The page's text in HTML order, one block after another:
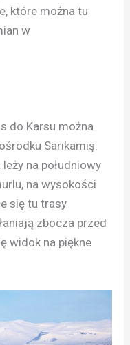
które można tu
w
do Karsu można
Sarıkamış.
na południowy
na wysokości
się tu trasy
zbocza przed
widok na piękne